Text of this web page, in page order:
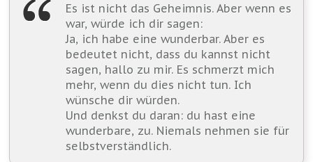
Es ist nicht das Geheimnis. Aber wenn es
war, würde ich dir sagen:
Ja, ich habe eine wunderbar. Aber es
bedeutet nicht, dass du kannst nicht
sagen, hallo zu mir. Es schmerzt mich
mehr, wenn du dies nicht tun. Ich
wünsche dir würden.
Und denkst du daran: du hast eine
wunderbare, zu. Niemals nehmen sie für
selbstverständlich.